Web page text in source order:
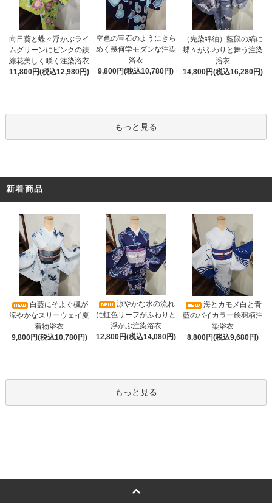
向日葵と蝶々浮かぶライ
ムグリーンにピンクの鉄
線花美しく咲く注染浴衣
11,800円(税込12,980円)
空色の宝石のようにきら
めく幾何学モダンな注染
浴衣
9,800円(税込10,780円)
（先染綿紬）藍鼠の縞に
蝶々がふわりと舞う注染
浴衣
14,800円(税込16,280円)
もっと見る
新着商品
白藍にそよぐ楓が
涼やかなスリーウェイ夏
着物浴衣
9,800円(税込10,780円)
涼やかな水の流れ
に虹色リーフがふわりと
浮かぶ注染浴衣
12,800円(税込14,080円)
海とカモメ白と青
藍のバイカラー絵羽柄注
染浴衣
8,800円(税込9,680円)
もっと見る